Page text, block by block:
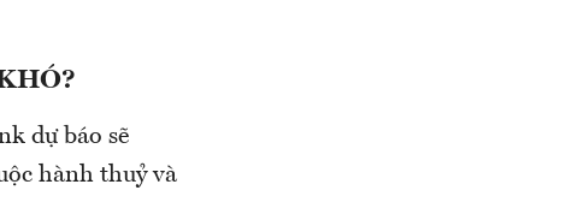
dự báo sẽ
hành thuỷ và